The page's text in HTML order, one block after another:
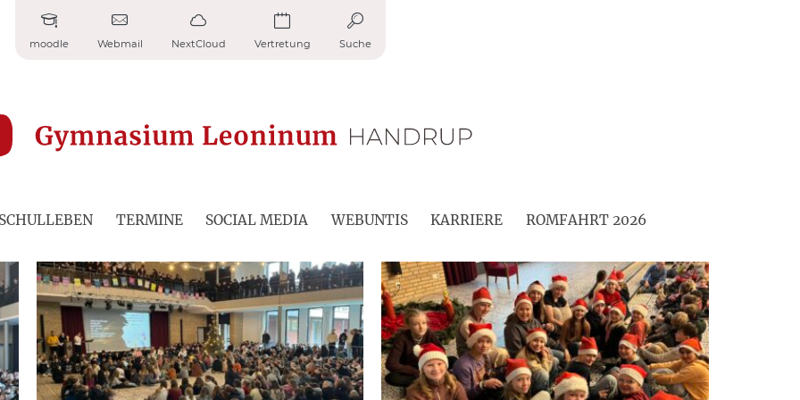
moodle Webmail NextCloud Vertretung Suche
SCHULLEBEN TERMINE SOCIAL MEDIA WEBUNTIS KARRIERE ROMFAHRT 2026